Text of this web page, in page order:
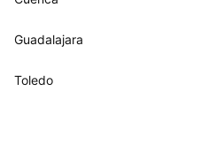
Guadalajara
Toledo